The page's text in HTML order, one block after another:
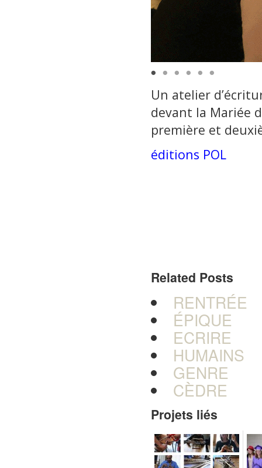
Un atelier
devant la Mariée
première et
éditions POL
Related Posts
RENTRÉE
ÉPIQUE
ECRIRE
HUMAINS
GENRE
CÈDRE
Projets liés